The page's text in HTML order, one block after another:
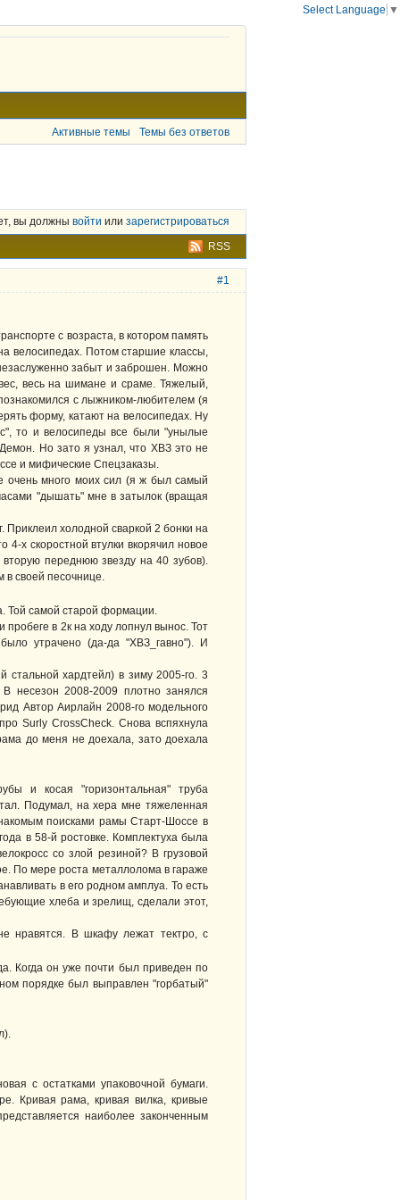
Активные темы Темы без ответов
вы должны войти или зарегистрироваться
RSS
#1
с возраста, в котором память
велосипедах. Потом старшие классы,
забыт и заброшен. Можно
весь на шимане и сраме. Тяжелый,
с лыжником-любителем (я
форму, катают на велосипедах. Ну
то и велосипеды все были "унылые
Но зато я узнал, что ХВЗ это не
и мифические Спецзаказы.
очень много моих сил (я ж был самый
"дышать" мне в затылок (вращая
Приклеил холодной сваркой 2 бонки на
4-х скоростной втулки вкорячил новое
переднюю звезду на 40 зубов).
своей песочнице.
Той самой старой формации.
в 2к на ходу лопнул вынос. Тот
утрачено (да-да "ХВЗ_гавно"). И
стальной хардтейл) в зиму 2005-го. 3
несезон 2008-2009 плотно занялся
Автор Аирлайн 2008-го модельного
Surly CrossCheck. Снова вспяхнула
до меня не доехала, зато доехала
и косая "горизонтальная" труба
Подумал, на хера мне тяжеленная
поисками рамы Старт-Шоссе в
в 58-й ростовке. Комплектуха была
со злой резиной? В грузовой
По мере роста металлолома в гараже
в его родном амплуа. То есть
хлеба и зрелищ, сделали этот,
нравятся. В шкафу лежат тектро, с
Когда он уже почти был приведен по
порядке был выправлен "горбатый"
с остатками упаковочной бумаги.
Кривая рама, кривая вилка, кривые
наиболее законченным
Select Language ▼